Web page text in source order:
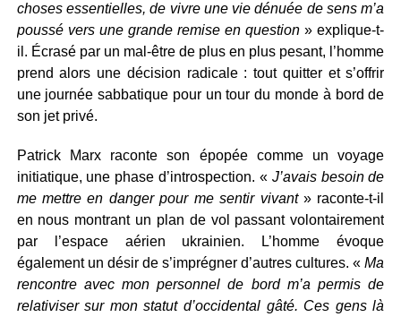
choses essentielles, de vivre une vie dénuée de sens m’a
poussé vers une grande remise en question » explique-t-
il. Écrasé par un mal-être de plus en plus pesant, l’homme
prend alors une décision radicale : tout quitter et s’offrir
une journée sabbatique pour un tour du monde à bord de
son jet privé.
Patrick Marx raconte son épopée comme un voyage
initiatique, une phase d’introspection. «J’avais besoin de
me mettre en danger pour me sentir vivant» raconte-t-il
en nous montrant un plan de vol passant volontairement
par l’espace aérien ukrainien. L’homme évoque
également un désir de s’imprégner d’autres cultures. «Ma
rencontre avec mon personnel de bord m’a permis de
relativiser sur mon statut d’occidental gâté. Ces gens là